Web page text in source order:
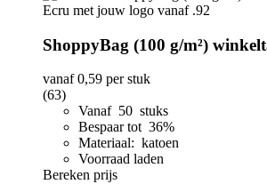
ShoppyBag (100 g/m²)
vanaf0,59 per stuk
(63)
Vanaf 50 stuks
Bespaar tot 36%
Materiaal: katoen
Voorraad laden
Bereken prijs